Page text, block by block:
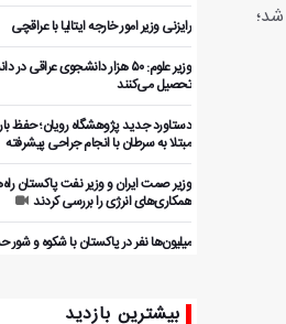
نهم اسفند ۱۴۰۴ (۲۸ فوریه ۲۰۲۶) آغاز شد؛
رایزنی وزیر امور خارجه ایتالیا با عراقچی
وزیر علوم: ۵۰ هزار دانشجوی عراقی
تحصیل می‌کنند
دستاورد جدید پژوهشگاه رویان؛ حفظ
مبتلا به سرطان با انجام جراحی پیشرفته
وزیر صمت ایران و وزیر نفت پاکستان
همکاری‌های انرژی را بررسی کردند
میلیون‌ها نفر در پاکستان با شکوه و شور
بررسی ظرفیت‌های همکاری اقتصادی ایران
بخش خصوصی
بیشترین بازدید